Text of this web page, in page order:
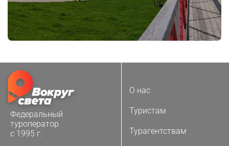
Федеральный
туроператор
с 1995 г.
О нас
Туристам
Турагентствам